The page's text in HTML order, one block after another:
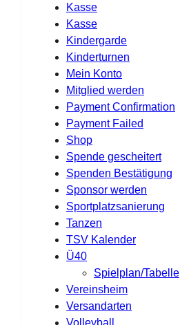
Kasse
Kasse
Kindergarde
Kinderturnen
Mein Konto
Mitglied werden
Payment Confirmation
Payment Failed
Shop
Spende gescheitert
Spenden Bestätigung
Sponsor werden
Sportplatzsanierung
Tanzen
TSV Kalender
Ü40
Spielplan/Tabelle
Vereinsheim
Versandarten
Volleyball